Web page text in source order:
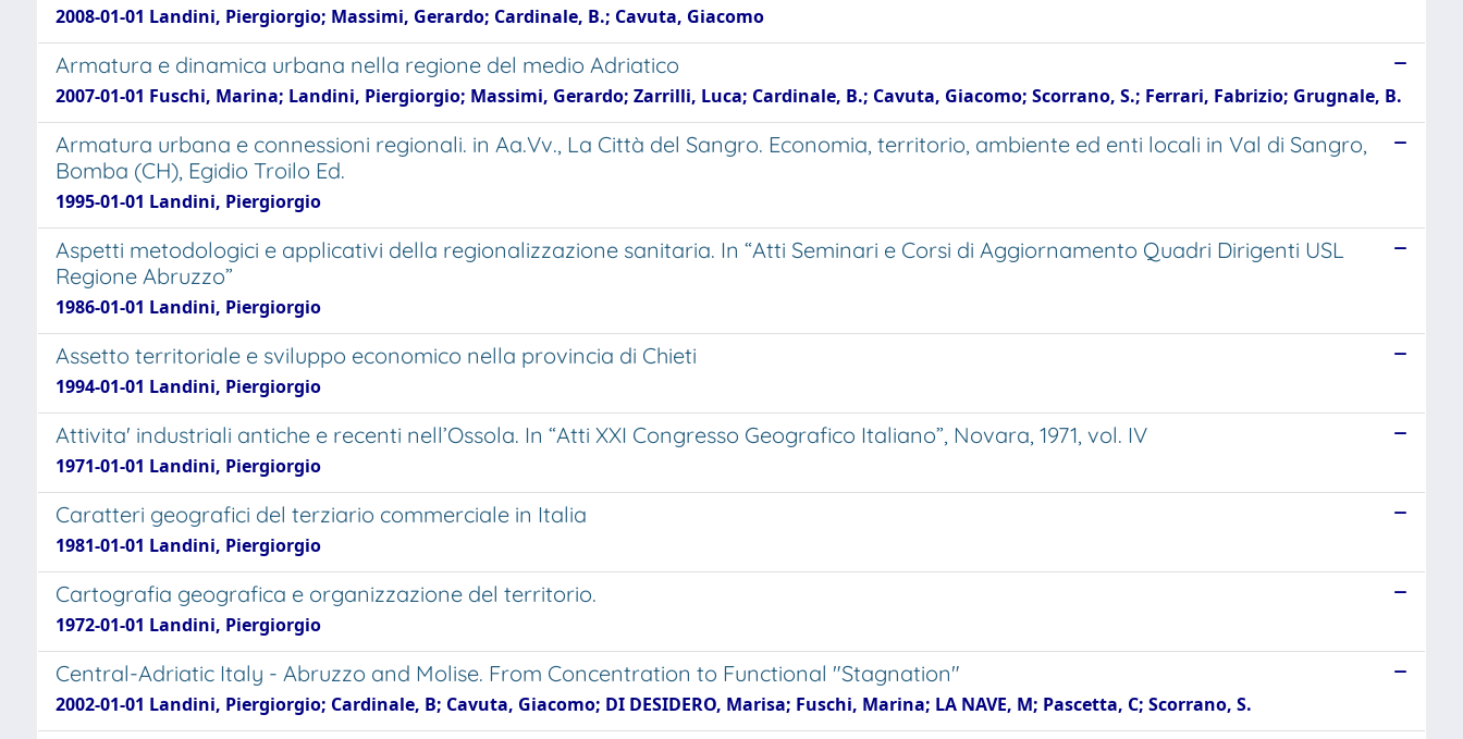
2008-01-01 Landini, Piergiorgio; Massimi, Gerardo; Cardinale, B.; Cavuta, Giacomo
Armatura e dinamica urbana nella regione del medio Adriatico
2007-01-01 Fuschi, Marina; Landini, Piergiorgio; Massimi, Gerardo; Zarrilli, Luca; Cardinale, B.; Cavuta, Giacomo; Scorrano, S.; Ferrari, Fabrizio; Grugnale, B.
Armatura urbana e connessioni regionali. in Aa.Vv., La Città del Sangro. Economia, territorio, ambiente ed enti locali in Val di Sangro,
Bomba (CH), Egidio Troilo Ed.
1995-01-01 Landini, Piergiorgio
Aspetti metodologici e applicativi della regionalizzazione sanitaria. In “Atti Seminari e Corsi di Aggiornamento Quadri Dirigenti USL
Regione Abruzzo”
1986-01-01 Landini, Piergiorgio
Assetto territoriale e sviluppo economico nella provincia di Chieti
1994-01-01 Landini, Piergiorgio
Attivita' industriali antiche e recenti nell’Ossola. In “Atti XXI Congresso Geografico Italiano”, Novara, 1971, vol. IV
1971-01-01 Landini, Piergiorgio
Caratteri geografici del terziario commerciale in Italia
1981-01-01 Landini, Piergiorgio
Cartografia geografica e organizzazione del territorio.
1972-01-01 Landini, Piergiorgio
Central-Adriatic Italy - Abruzzo and Molise. From Concentration to Functional "Stagnation"
2002-01-01 Landini, Piergiorgio; Cardinale, B; Cavuta, Giacomo; DI DESIDERO, Marisa; Fuschi, Marina; LA NAVE, M; Pascetta, C; Scorrano, S.